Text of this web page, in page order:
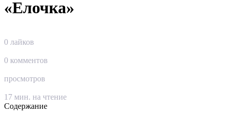
«Елочка»
0 лайков
0 комментов
просмотров
17 мин. на чтение
Содержание